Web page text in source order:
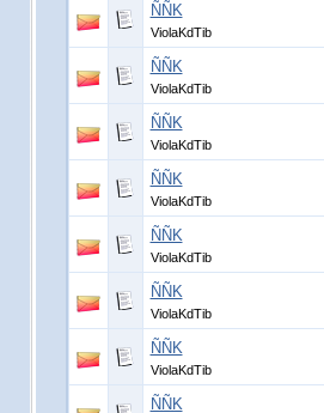
ÑÑK
ViolaKdTib
ÑÑK
ViolaKdTib
ÑÑK
ViolaKdTib
ÑÑK
ViolaKdTib
ÑÑK
ViolaKdTib
ÑÑK
ViolaKdTib
ÑÑK
ViolaKdTib
ÑÑK